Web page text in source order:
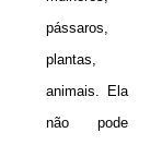
pássaros,
plantas,
animais. Ela
não pode